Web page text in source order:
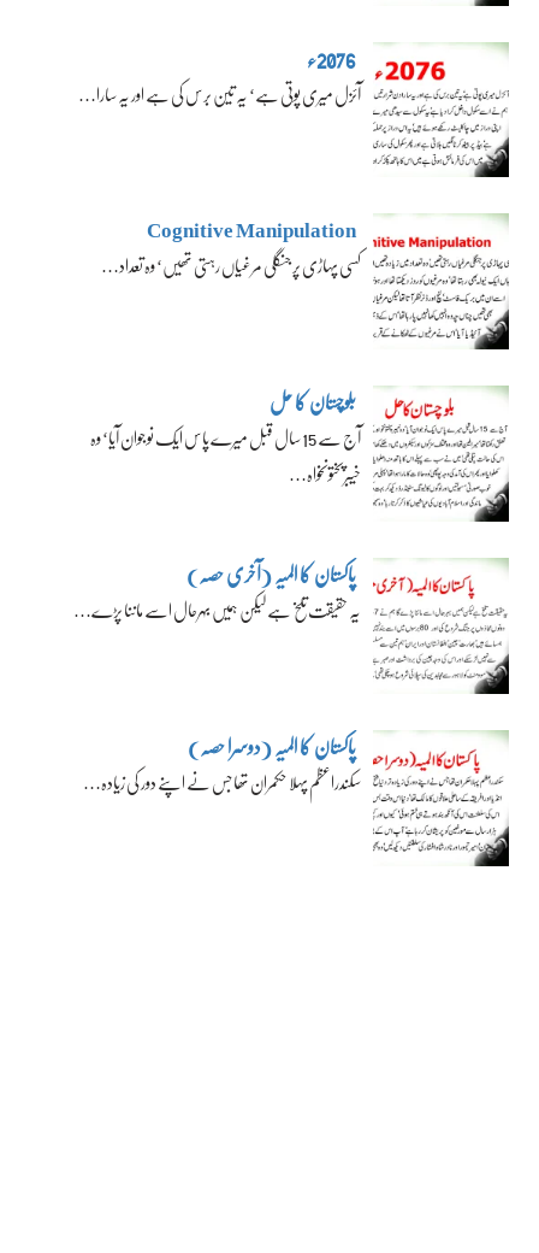
2076ء
آئزل میری پوتی ہے‘ یہ تین برس کی ہے اور یہ سارا…
Cognitive Manipulation
کسی پہاڑی پر جنگلی مرغیاں رہتی تھیں‘ وہ تعداد…
بلوچستان کا حل
آج سے 15 سال قبل میرے پاس ایک نوجوان آیا‘ وہ
خیبرپختونخواہ…
پاکستان کا المیہ (آخری حصہ)
یہ حقیقت تلخ ہے لیکن ہمیں بہرحال اسے ماننا پڑے…
پاکستان کا المیہ (دوسرا حصہ)
سکندراعظم پہلا حکمران تھا جس نے اپنے دور کی زیادہ…